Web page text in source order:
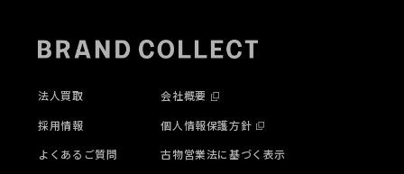
法人買取
採用情報
よくあるご質問
会社概要
個人情報保護方針
古物営業法に基づく表示